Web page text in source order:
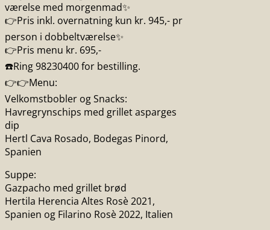
værelse med morgenmad✨
👉Pris inkl. overnatning kun kr. 945,- pr
person i dobbeltværelse✨
👉Pris menu kr. 695,-
☎️Ring 98230400 for bestilling.
👉👉Menu:
Velkomstbobler og Snacks:
Havregrynschips med grillet asparges
dip
Hertl Cava Rosado, Bodegas Pinord,
Spanien
Suppe:
Gazpacho med grillet brød
Hertila Herencia Altes Rosè 2021,
Spanien og Filarino Rosè 2022, Italien